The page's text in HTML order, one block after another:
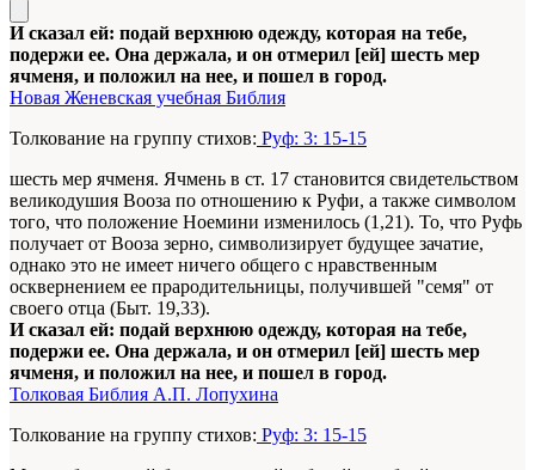
И сказал ей: подай верхнюю одежду, которая на тебе,
подержи ее. Она держала, и он отмерил [ей] шесть мер
ячменя, и положил на нее, и пошел в город.
Новая Женевская учебная Библия
Толкование на группу стихов: Руф: 3: 15-15
шесть мер ячменя. Ячмень в ст. 17 становится свидетельством
великодушия Вооза по отношению к Руфи, а также символом
того, что положение Ноемини изменилось (1,21). То, что Руфь
получает от Вооза зерно, символизирует будущее зачатие,
однако это не имеет ничего общего с нравственным
осквернением ее прародительницы, получившей "семя" от
своего отца (Быт. 19,33).
И сказал ей: подай верхнюю одежду, которая на тебе,
подержи ее. Она держала, и он отмерил [ей] шесть мер
ячменя, и положил на нее, и пошел в город.
Толковая Библия А.П. Лопухина
Толкование на группу стихов: Руф: 3: 15-15